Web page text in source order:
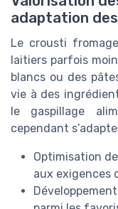
adaptation
Le crousti
laitiers parfois
blancs ou des
vie à des
le gaspillage
cependant
Optimisation
aux exigences